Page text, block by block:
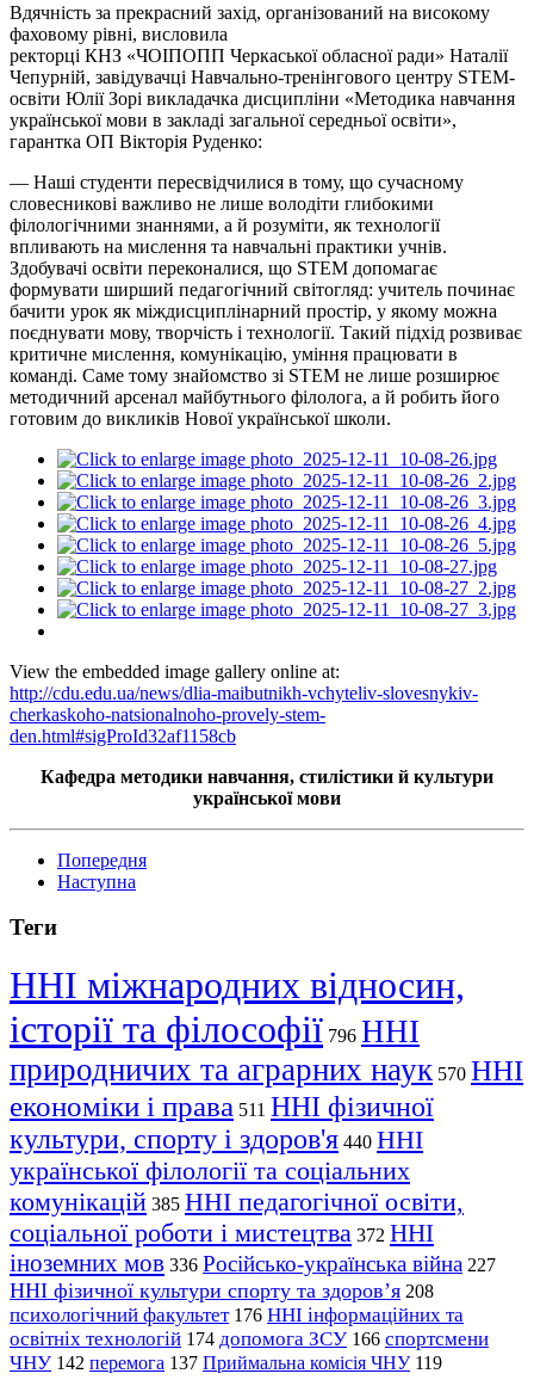
Вдячність за прекрасний захід, організований на високому
фаховому рівні, висловила
ректорці КНЗ «ЧОІПОПП Черкаської обласної ради» Наталії
Чепурній, завідувачці Навчально-тренінгового центру STEМ-
освіти Юлії Зорі викладачка дисципліни «Методика навчання
української мови в закладі загальної середньої освіти»,
гарантка ОП Вікторія Руденко:
— Наші студенти пересвідчилися в тому, що сучасному
словесникові важливо не лише володіти глибокими
філологічними знаннями, а й розуміти, як технології
впливають на мислення та навчальні практики учнів.
Здобувачі освіти переконалися, що STEM допомагає
формувати ширший педагогічний світогляд: учитель починає
бачити урок як міждисциплінарний простір, у якому можна
поєднувати мову, творчість і технології. Такий підхід розвиває
критичне мислення, комунікацію, уміння працювати в
команді. Саме тому знайомство зі STEM не лише розширює
методичний арсенал майбутнього філолога, а й робить його
готовим до викликів Нової української школи.
View the embedded image gallery online at:
http://cdu.edu.ua/news/dlia-maibutnikh-vchyteliv-slovesnykiv-
cherkaskoho-natsionalnoho-provely-stem-
den.html#sigProId32af1158cb
Кафедра методики навчання, стилістики й культури
української мови
Попередня
Наступна
Теги
ННІ міжнародних відносин,
історії та філософії 796 ННІ
природничих та аграрних наук 570 ННІ
економіки і права 511 ННІ фізичної
культури, спорту і здоров'я 440 ННІ
української філології та соціальних
комунікацій 385 ННІ педагогічної освіти,
соціальної роботи і мистецтва 372 ННІ
іноземних мов 336 Російсько-українська війна 227
ННІ фізичної культури спорту та здоров’я 208
психологічний факультет 176 ННІ інформаційних та
освітніх технологій 174 допомога ЗСУ 166 спортсмени
ЧНУ 142 перемога 137 Приймальна комісія ЧНУ 119